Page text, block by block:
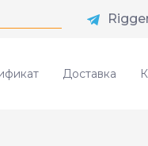
Доставка